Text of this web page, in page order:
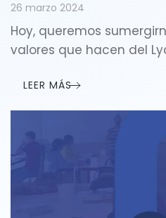
26 marzo 2024
Hoy, queremos
valores que hacen del
LEER MÁS